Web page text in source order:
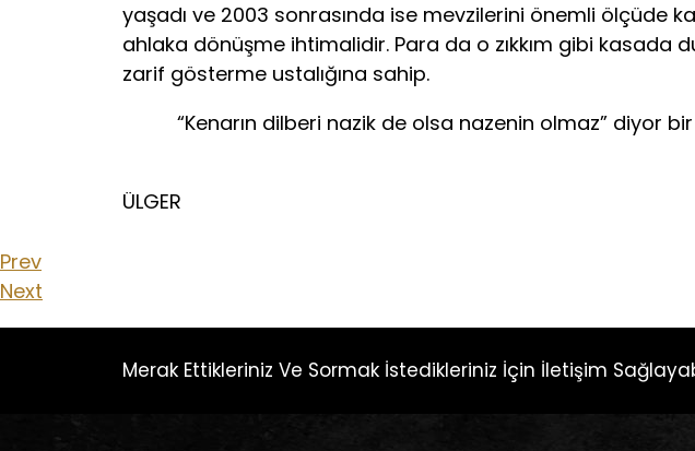
yaşadı ve 2003 sonrasında ise mevzilerini önemli ölçüde
ahlaka dönüşme ihtimalidir. Para da o zıkkım gibi kasada
zarif gösterme ustalığına sahip.
“Kenarın dilberi nazik de olsa nazenin olmaz” diyor bir
ÜLGER
Prev
Next
Merak Ettikleriniz Ve Sormak İstedikleriniz İçin İletişim